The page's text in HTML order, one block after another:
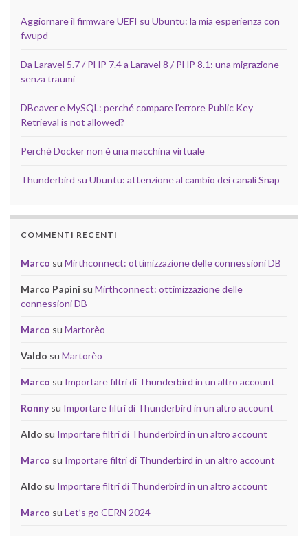
Aggiornare il firmware UEFI su Ubuntu: la mia esperienza con
fwupd
Da Laravel 5.7 / PHP 7.4 a Laravel 8 / PHP 8.1: una migrazione
senza traumi
DBeaver e MySQL: perché compare l’errore Public Key
Retrieval is not allowed?
Perché Docker non è una macchina virtuale
Thunderbird su Ubuntu: attenzione al cambio dei canali Snap
COMMENTI RECENTI
Marco su Mirthconnect: ottimizzazione delle connessioni DB
Marco Papini su Mirthconnect: ottimizzazione delle
connessioni DB
Marco su Martorèo
Valdo su Martorèo
Marco su Importare filtri di Thunderbird in un altro account
Ronnysu Importare filtri di Thunderbird in un altro account
Aldo su Importare filtri di Thunderbird in un altro account
Marco su Importare filtri di Thunderbird in un altro account
Aldo su Importare filtri di Thunderbird in un altro account
Marco su Let’s go CERN 2024